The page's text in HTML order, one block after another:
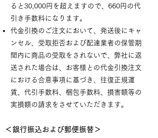
ると30,000円を超えますので、660円の代
引き手数料になります。
代金引換のご注文において、発送後にキャ
ンセル、受取拒否および配達業者の保管期
間内に商品の受取をされないで、弊社に返
送された場合は、お客様との代金引換注文
における合意事項に基づき、往復正規運
賃、代引手数料、梱包手数料、損害額等の
実損額の請求をさせていただきます。
＜銀行振込および郵便振替＞